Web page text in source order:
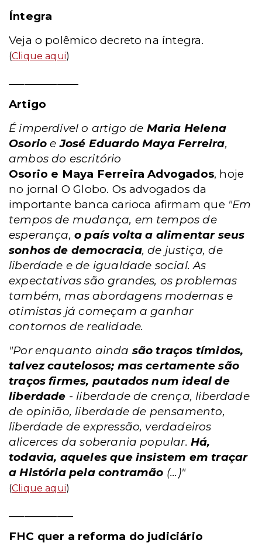
Íntegra
Veja o polêmico decreto na íntegra.
(Clique aqui)
Artigo
É imperdível o artigo de Maria Helena
OsorioeJosé Eduardo Maya Ferreira,
ambos do escritório
Osorio e Maya Ferreira Advogados, hoje
no jornal O Globo. Os advogados da
importante banca carioca afirmam que "Em
tempos de mudança, em tempos de
esperança,o país volta a alimentar seus
sonhos de democracia, de justiça, de
liberdade e de igualdade social. As
expectativas são grandes, os problemas
também, mas abordagens modernas e
otimistas já começam a ganhar
contornos de realidade.
"Por enquanto ainda são traços tímidos,
talvez cautelosos; mas certamente são
traços firmes, pautados num ideal de
liberdade - liberdade de crença, liberdade
de opinião, liberdade de pensamento,
liberdade de expressão, verdadeiros
alicerces da soberania popular. Há,
todavia, aqueles que insistem em traçar
a História pela contramão (...)"
(Clique aqui)
FHC quer a reforma do judiciário